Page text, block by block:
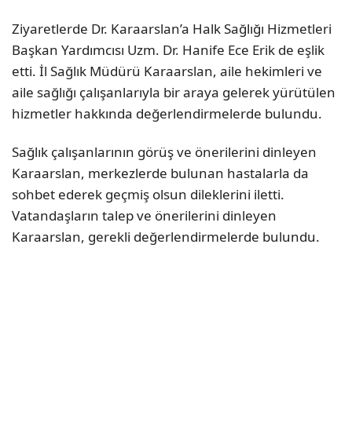
Ziyaretlerde Dr. Karaarslan’a Halk Sağlığı Hizmetleri
Başkan Yardımcısı Uzm. Dr. Hanife Ece Erik de eşlik
etti. İl Sağlık Müdürü Karaarslan, aile hekimleri ve
aile sağlığı çalışanlarıyla bir araya gelerek yürütülen
hizmetler hakkında değerlendirmelerde bulundu.
Sağlık çalışanlarının görüş ve önerilerini dinleyen
Karaarslan, merkezlerde bulunan hastalarla da
sohbet ederek geçmiş olsun dileklerini iletti.
Vatandaşların talep ve önerilerini dinleyen
Karaarslan, gerekli değerlendirmelerde bulundu.